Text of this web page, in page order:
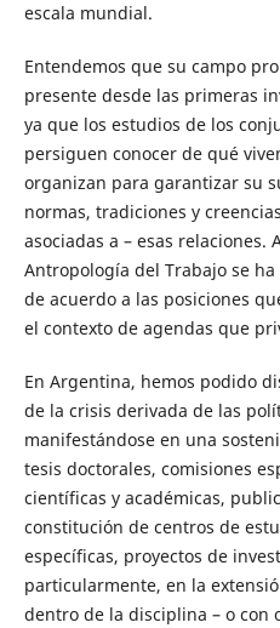
escala mundial.
Entendemos que su campo
presente desde las primeras
ya que los estudios de los
persiguen conocer de qué
organizan para garantizar su
normas, tradiciones y
asociadas a – esas relaciones.
Antropología del Trabajo se
de acuerdo a las posiciones
el contexto de agendas que
En Argentina, hemos podido
de la crisis derivada de las
manifestándose en una
tesis doctorales, comisiones
científicas y académicas,
constitución de centros de
específicas, proyectos de
particularmente, en la
dentro de la disciplina – o con